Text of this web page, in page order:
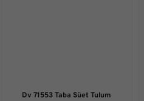
Dv 71553 Taba Süet Tulum